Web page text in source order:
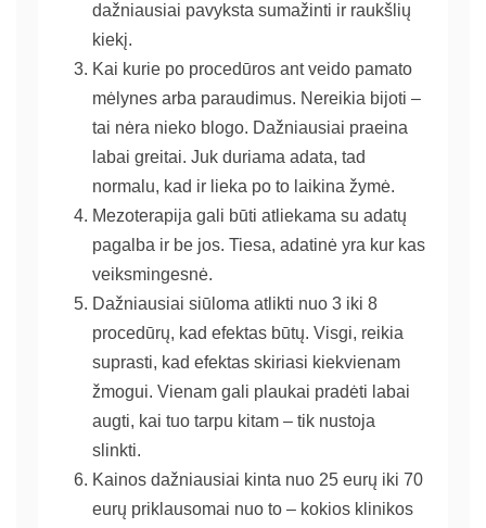
dažniausiai pavyksta sumažinti ir raukšlių
kiekį.
Kai kurie po procedūros ant veido pamato
mėlynes arba paraudimus. Nereikia bijoti –
tai nėra nieko blogo. Dažniausiai praeina
labai greitai. Juk duriama adata, tad
normalu, kad ir lieka po to laikina žymė.
Mezoterapija gali būti atliekama su adatų
pagalba ir be jos. Tiesa, adatinė yra kur kas
veiksmingesnė.
Dažniausiai siūloma atlikti nuo 3 iki 8
procedūrų, kad efektas būtų. Visgi, reikia
suprasti, kad efektas skiriasi kiekvienam
žmogui. Vienam gali plaukai pradėti labai
augti, kai tuo tarpu kitam – tik nustoja
slinkti.
Kainos dažniausiai kinta nuo 25 eurų iki 70
eurų priklausomai nuo to – kokios klinikos